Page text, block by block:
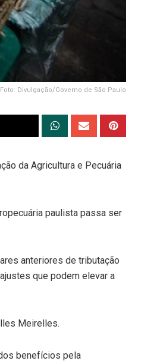
Foto: Divulgação/Governo de São Paulo
da Agricultura e Pecuária
paulista passa ser
anteriores de tributação
que podem elevar a
Meirelles.
benefícios pela